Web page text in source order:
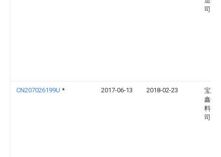
司
CN207026199U * 2017-06-13 2018-02-23
宝鸡
鑫金
料有
司